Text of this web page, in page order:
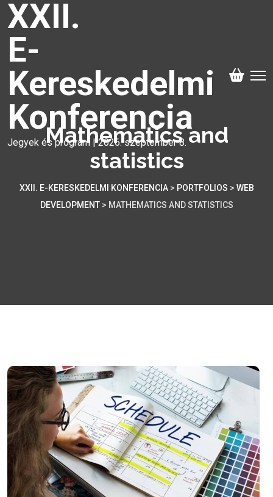
XXII.
E-
Kereskedelmi
Konferencia
Jegyek és program | 2026. szeptember 8.
Mathematics and
statistics
XXII. E-KERESKEDELMI KONFERENCIA> PORTFOLIOS > WEB
DEVELOPMENT> MATHEMATICS AND STATISTICS